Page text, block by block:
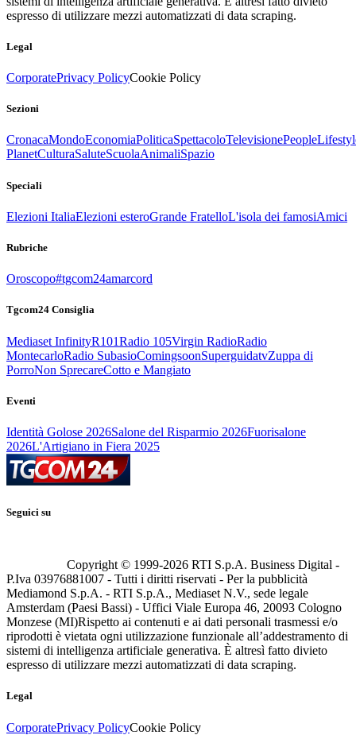
espresso di utilizzare mezzi automatizzati di data scraping.
Legal
CorporatePrivacy PolicyCookie Policy
Sezioni
CronacaMondoEconomiaPoliticaSpettacoloTelevisionePeople
PlanetCulturaSaluteScuolaAnimaliSpazio
Speciali
Elezioni ItaliaElezioni esteroGrande FratelloL'isola dei famosiAmici
Rubriche
Oroscopo#tgcom24amarcord
Tgcom24 Consiglia
Mediaset InfinityR101Radio 105Virgin RadioRadio
MontecarloRadio SubasioComingsoonSuperguidatvZuppa di
PorroNon SprecareCotto e Mangiato
Eventi
Identità Golose 2026Salone del Risparmio 2026Fuorisalone
2026L'Artigiano in Fiera 2025
Seguici su
Copyright © 1999-2026 RTI S.p.A. Business Digital -
P.Iva 03976881007 - Tutti i diritti riservati - Per la pubblicità
Mediamond S.p.A. - RTI S.p.A., Mediaset N.V., sede legale
Amsterdam (Paesi Bassi) - Uffici Viale Europa 46, 20093 Cologno
Monzese (MI)Rispetto ai contenuti e ai dati personali trasmessi e/o
riprodotti è vietata ogni utilizzazione funzionale all’addestramento di
sistemi di intelligenza artificiale generativa. È altresì fatto divieto
espresso di utilizzare mezzi automatizzati di data scraping.
Legal
CorporatePrivacy PolicyCookie Policy